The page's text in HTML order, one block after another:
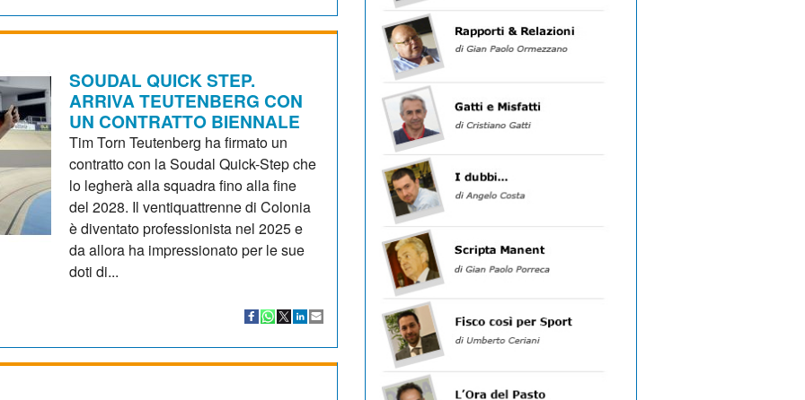
SOUDAL QUICK STEP.
ARRIVA TEUTENBERG CON
UN CONTRATTO BIENNALE
Tim Torn Teutenberg ha firmato un
contratto con la Soudal Quick-Step che
lo legherà alla squadra fino alla fine
del 2028. Il ventiquattrenne di Colonia
è diventato professionista nel 2025 e
da allora ha impressionato per le sue
doti di...